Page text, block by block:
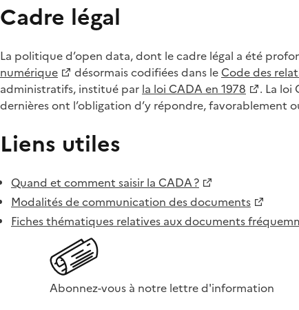
Cadre légal
La politique d’open data, dont le cadre légal a été
numérique
désormais codifiées dans le Code des
administratifs, institué par la loi CADA en 1978
. La loi
dernières ont l’obligation d’y répondre, favorablement
Liens utiles
Quand et comment saisir la CADA ?
Modalités de communication des documents
Fiches thématiques relatives aux documents
Abonnez-vous à notre lettre d'information